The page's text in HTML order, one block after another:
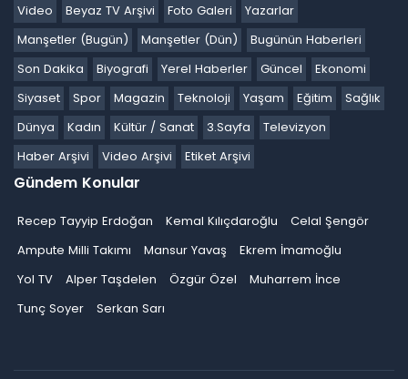
Video Beyaz TV Arşivi Foto Galeri
Yazarlar
Manşetler (Bugün)
Manşetler (Dün)
Bugünün Haberleri
Son Dakika
Biyografi Yerel Haberler Güncel
Ekonomi
Siyaset
Spor Magazin Teknoloji Yaşam Eğitim
Sağlık
Dünya
Kadın Kültür / Sanat 3.Sayfa
Televizyon
Haber Arşivi
Video Arşivi Etiket Arşivi
Gündem Konular
Recep Tayyip Erdoğan Kemal Kılıçdaroğlu
Celal Şengör
Ampute Milli Takımı
Mansur Yavaş
Ekrem İmamoğlu
Yol TV
Alper Taşdelen Özgür Özel
Muharrem İnce
Tunç Soyer
Serkan Sarı